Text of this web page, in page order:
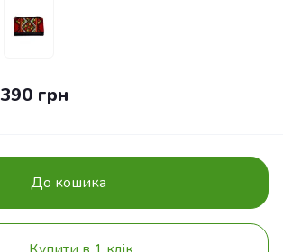
390 грн
До кошика